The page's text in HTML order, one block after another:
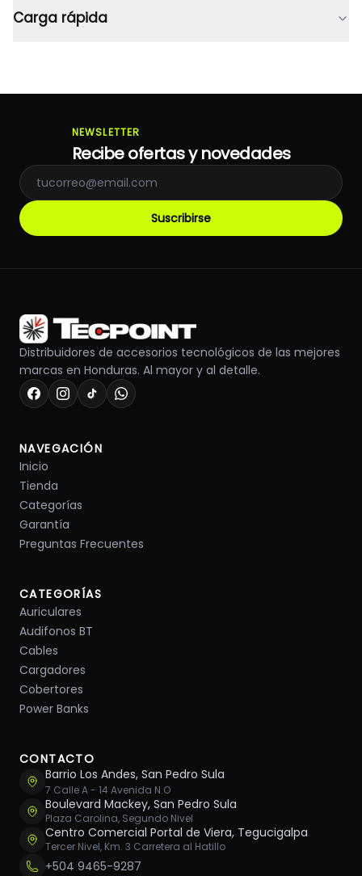
Carga rápida
NEWSLETTER
Recibe ofertas y novedades
Suscribirse
Distribuidores de accesorios tecnológicos de las mejores
marcas en Honduras. Al mayor y al detalle.
NAVEGACIÓN
Inicio
Tienda
Categorías
Garantía
Preguntas Frecuentes
CATEGORÍAS
Auriculares
Audifonos BT
Cables
Cargadores
Cobertores
Power Banks
CONTACTO
Barrio Los Andes, San Pedro Sula
7 Calle A - 14 Avenida N.O
Boulevard Mackey, San Pedro Sula
Plaza Carolina, Segundo Nivel
Centro Comercial Portal de Viera, Tegucigalpa
Tercer Nivel, Km. 3 Carretera al Hatillo
+504 9465-9287